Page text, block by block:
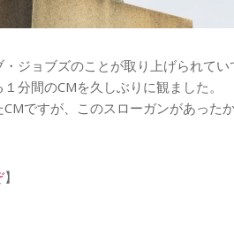
ジョブズのことが取り上げられて
分間のCMを久しぶりに観ました。
CMですが、このスローガンがあった
】